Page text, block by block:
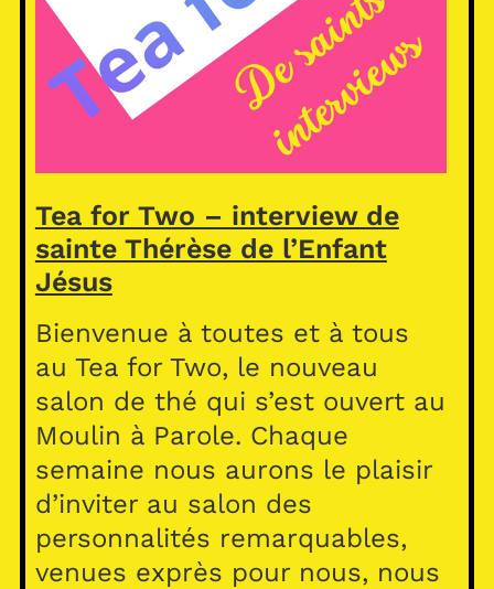
Tea for Two – interview de
sainte Thérèse de l’Enfant
Jésus
Bienvenue à toutes et à tous
au Tea for Two, le nouveau
salon de thé qui s’est ouvert au
Moulin à Parole. Chaque
semaine nous aurons le plaisir
d’inviter au salon des
personnalités remarquables,
venues exprès pour nous, nous